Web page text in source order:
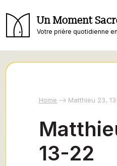
Un Moment
Votre prière quotidienne
Home Matthieu 23,
13-22